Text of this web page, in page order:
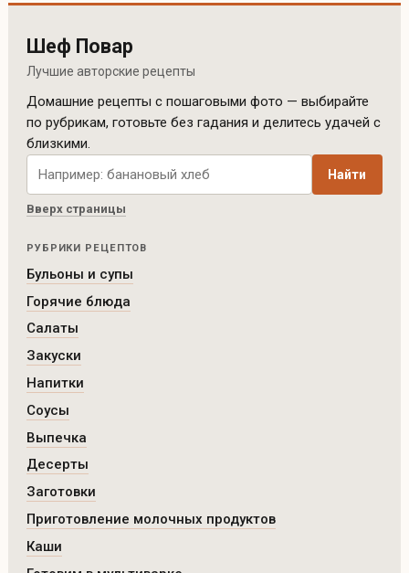
Шеф Повар
Лучшие авторские рецепты
Домашние рецепты с пошаговыми фото — выбирайте
по рубрикам, готовьте без гадания и делитесь удачей с
близкими.
Поиск рецептов по сайту
Найти
Вверх страницы
РУБРИКИ РЕЦЕПТОВ
Бульоны и супы
Горячие блюда
Салаты
Закуски
Напитки
Соусы
Выпечка
Десерты
Заготовки
Приготовление молочных продуктов
Каши